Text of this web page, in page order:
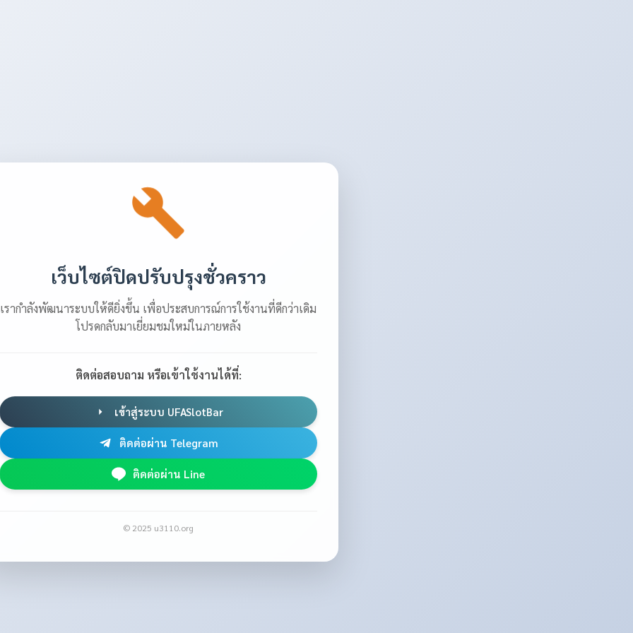
เว็บไซต์ปิดปรับปรุงชั่วคราว
เรากำลังพัฒนาระบบให้ดียิ่งขึ้น เพื่อประสบการณ์การใช้งานที่ดีกว่าเดิม
โปรดกลับมาเยี่ยมชมใหม่ในภายหลัง
ติดต่อสอบถาม หรือเข้าใช้งานได้ที่:
เข้าสู่ระบบ UFASlotBar
ติดต่อผ่าน Telegram
ติดต่อผ่าน Line
© 2025 u3110.org